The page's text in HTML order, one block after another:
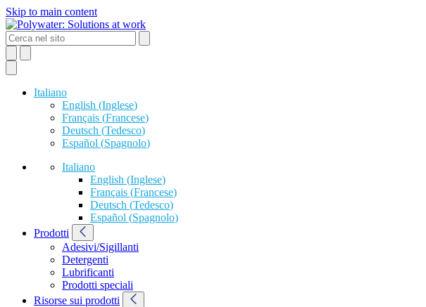
Skip to main content
Italiano
English (Inglese)
Français (Francese)
Deutsch (Tedesco)
Español (Spagnolo)
Italiano
English (Inglese)
Français (Francese)
Deutsch (Tedesco)
Español (Spagnolo)
Prodotti
Adesivi/Sigillanti
Detergenti
Lubrificanti
Prodotti speciali
Risorse sui prodotti